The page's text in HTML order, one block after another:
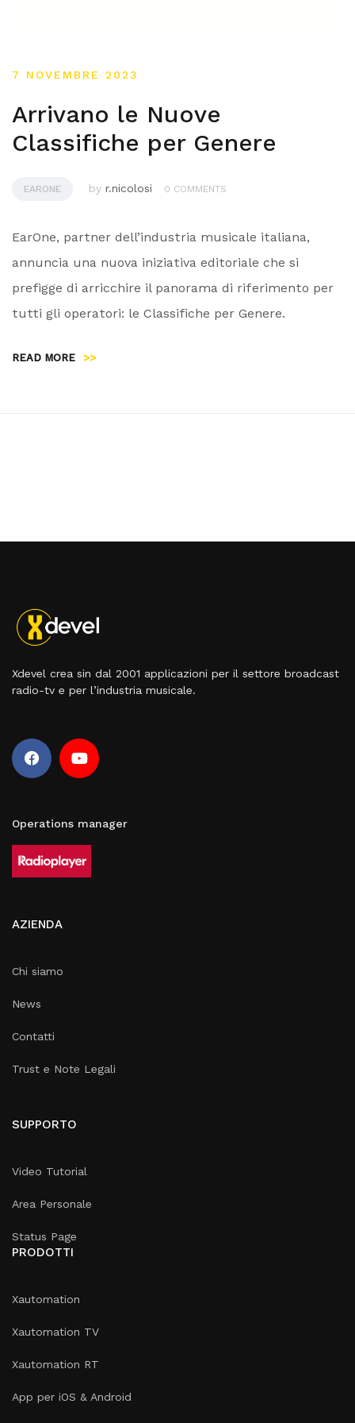
7 NOVEMBRE 2023
Arrivano le Nuove
Classifiche per Genere
EARONE by r.nicolosi 0 COMMENTS
EarOne, partner dell’industria musicale italiana,
annuncia una nuova iniziativa editoriale che si
prefigge di arricchire il panorama di riferimento per
tutti gli operatori: le Classifiche per Genere.
READ MORE >>
Xdevel crea sin dal 2001 applicazioni per il settore broadcast
radio-tv e per l’industria musicale.
Operations manager
AZIENDA
Chi siamo
News
Contatti
Trust e Note Legali
SUPPORTO
Video Tutorial
Area Personale
Status Page
PRODOTTI
Xautomation
Xautomation TV
Xautomation RT
App per iOS & Android